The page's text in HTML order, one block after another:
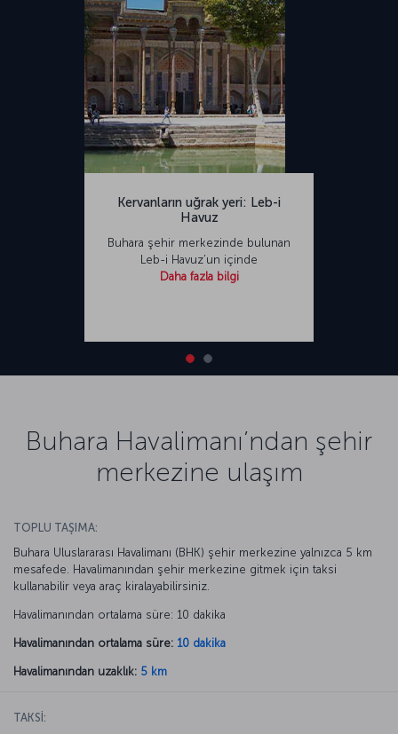
Kervanların uğrak yeri: Leb-i
Havuz
Buhara şehir merkezinde bulunan
Leb-i Havuz’un içinde
Daha fazla bilgi
Buhara Havalimanı’ndan şehir
merkezine ulaşım
TOPLU TAŞIMA:
Buhara Uluslararası Havalimanı (BHK) şehir merkezine yalnızca 5 km
mesafede. Havalimanından şehir merkezine gitmek için taksi
kullanabilir veya araç kiralayabilirsiniz.
Havalimanından ortalama süre: 10 dakika
Havalimanından ortalama süre: 10 dakika
Havalimanından uzaklık: 5 km
TAKSİ: